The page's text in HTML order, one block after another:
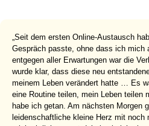
„Seit dem ersten Online-Austausch
Gespräch passte, ohne dass ich mich
entgegen aller Erwartungen war die
wurde klar, dass diese neu
meinem Leben verändert hatte … Es
eine Routine teilen, mein Leben teilen
habe ich getan. Am nächsten Morgen
leidenschaftliche kleine Herz mit noch